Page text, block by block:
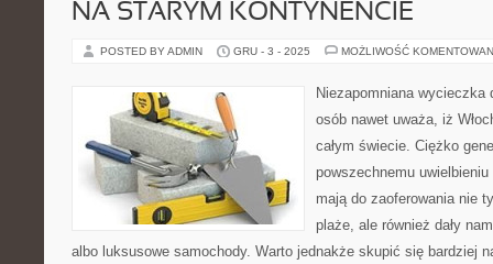
NA STARYM KONTYNENCIE
POSTED BY ADMIN GRU - 3 - 2025 MOŻLIWOŚĆ
Niezapomniana wycieczka
osób nawet uważa, iż
całym świecie. Ciężko
powszechnemu uwielbieniu
mają do zaoferowania nie
plaże, ale również dały
albo luksusowe samochody. Warto jednakże skupić się bardziej